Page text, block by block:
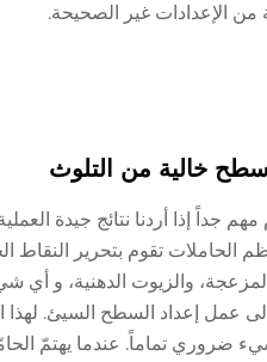
من الإعدادات غير الصحيحة.
خالية من التلوث
إذا أردنا نتائج جيدة
تقوم بتحرير النقاط
والزيوت الدهنية، و
عمل إعداد السطح السيئ.
تماماً. عندما يهتمّ